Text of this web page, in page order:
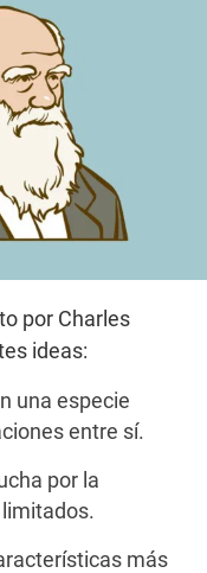
por Charles
ideas:
una especie
entre sí.
por la
más